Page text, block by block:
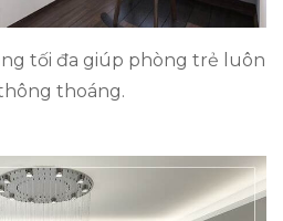
tối đa giúp phòng trẻ luôn
thoáng.